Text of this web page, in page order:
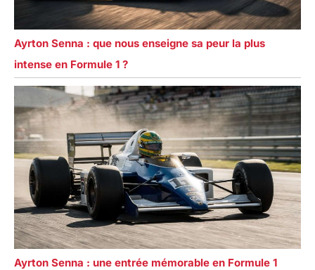
Ayrton Senna : que nous enseigne sa peur la plus
intense en Formule 1 ?
Ayrton Senna : une entrée mémorable en Formule 1